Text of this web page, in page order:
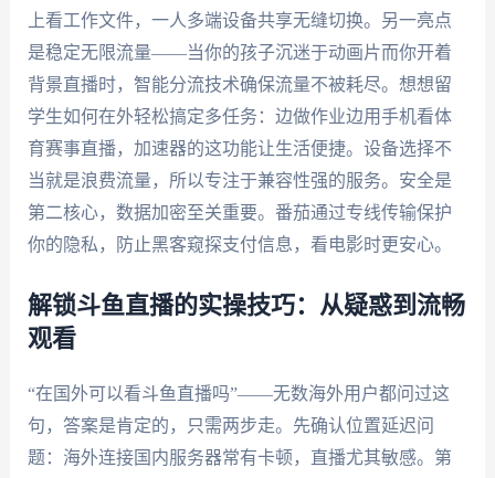
上看工作文件，一人多端设备共享无缝切换。另一亮点
是稳定无限流量——当你的孩子沉迷于动画片而你开着
背景直播时，智能分流技术确保流量不被耗尽。想想留
学生如何在外轻松搞定多任务：边做作业边用手机看体
育赛事直播，加速器的这功能让生活便捷。设备选择不
当就是浪费流量，所以专注于兼容性强的服务。安全是
第二核心，数据加密至关重要。番茄通过专线传输保护
你的隐私，防止黑客窥探支付信息，看电影时更安心。
解锁斗鱼直播的实操技巧：从疑惑到流畅
观看
“在国外可以看斗鱼直播吗”——无数海外用户都问过这
句，答案是肯定的，只需两步走。先确认位置延迟问
题：海外连接国内服务器常有卡顿，直播尤其敏感。第